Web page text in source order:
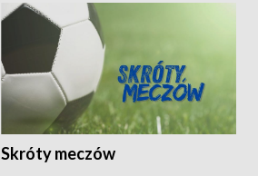
Skróty meczów